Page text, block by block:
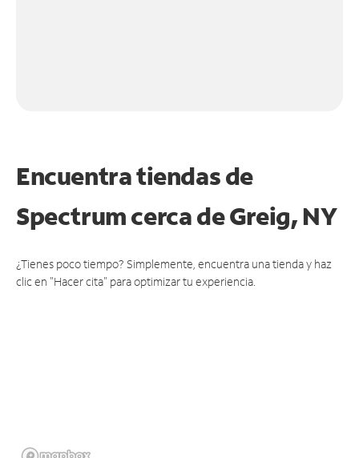
Encuentra tiendas de
Spectrum cerca deGreig, NY
¿Tienes poco tiempo? Simplemente, encuentra una tienda y haz
clic en "Hacer cita" para optimizar tu experiencia.